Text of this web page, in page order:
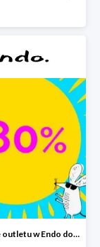
Czyszczenie outletu w Endo do -80%